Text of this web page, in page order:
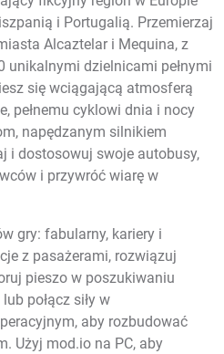
i Portugalią. Przemierzaj
Alcaztelar i Mequina, z
unikalnymi dzielnicami pełnymi
się wciągającą atmosferą
pełnemu cyklowi dnia i nocy
napędzanym silnikiem
i dostosowuj swoje autobusy,
i przywróć wiarę w
gry: fabularny, kariery i
z pasażerami, rozwiązuj
pieszo w poszukiwaniu
połącz siły w
aby rozbudować
Użyj mod.io na PC, aby